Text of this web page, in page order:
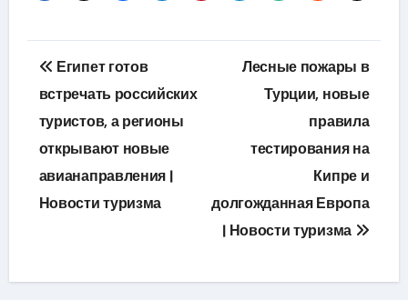
Навигация
по
записям
Египет готов
встречать российских
туристов, а регионы
открывают новые
авианаправления |
Новости туризма
Лесные пожары в
Турции, новые
правила
тестирования на
Кипре и
долгожданная Европа
| Новости туризма